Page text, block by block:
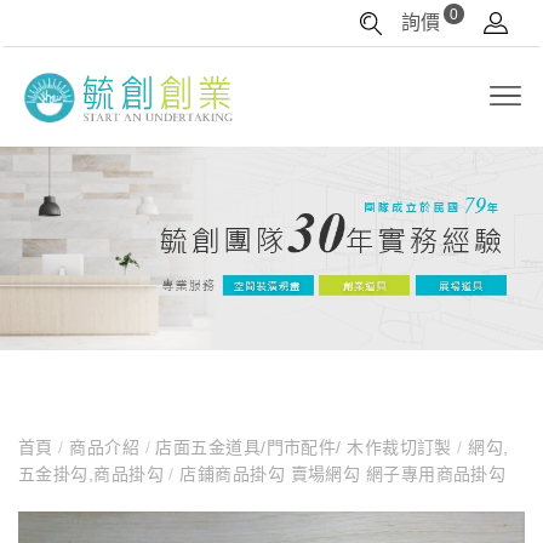
詢價 0
首頁/ 商品介紹 /店面五金道具/門市配件/ 木作裁切訂製/ 網勾,
五金掛勾,商品掛勾/ 店鋪商品掛勾 賣場網勾 網子專用商品掛勾